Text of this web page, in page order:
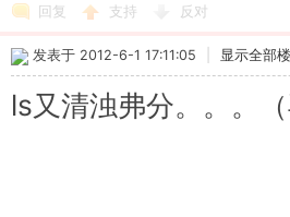
回复 支持 反对
发表于 2012-6-1 17:11:05 显示全部
ls又清浊弗分。。。